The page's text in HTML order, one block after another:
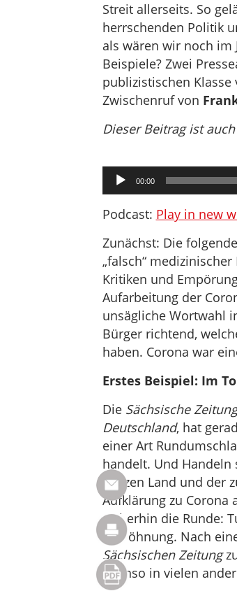
Streit allerseits. So
herrschenden Politik
als wären wir noch im
Beispiele? Zwei
publizistischen
Zwischenruf von
Dieser Beitrag ist
Audio-
Player
00:00
Podcast: Play in new
Zunächst: Die
„falsch“
Kritiken und
Aufarbeitung der
unsägliche Wortwahl
Bürger richtend,
haben. Corona war
Erstes Beispiel: Im
Die Sächsische Zeitung
Deutschland, hat
einer Art
handelt. Und Handeln
ganzen Land und der
Aufklärung zu Corona
weiterhin die Runde:
Versöhnung. Nach
Sächsischen Zeitung
ebenso in vielen